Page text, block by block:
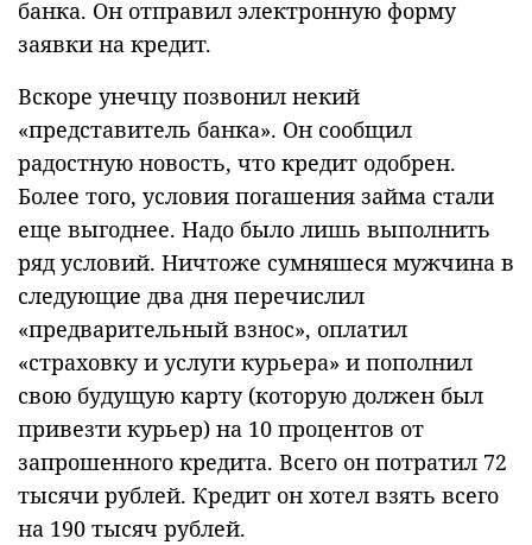
банка. Он отправил электронную форму
заявки на кредит.
Вскоре унечцу позвонил некий
«представитель банка». Он сообщил
радостную новость, что кредит одобрен.
Более того, условия погашения займа стали
еще выгоднее. Надо было лишь выполнить
ряд условий. Ничтоже сумняшеся мужчина в
следующие два дня перечислил
«предварительный взнос», оплатил
«страховку и услуги курьера» и пополнил
свою будущую карту (которую должен был
привезти курьер) на 10 процентов от
запрошенного кредита. Всего он потратил 72
тысячи рублей. Кредит он хотел взять всего
на 190 тысяч рублей.